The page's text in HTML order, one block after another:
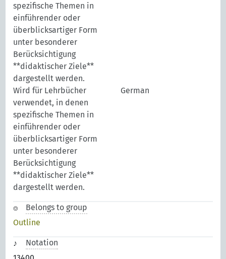
spezifische Themen in
einführender oder
überblicksartiger Form
unter besonderer
Berücksichtigung
**didaktischer Ziele**
dargestellt werden.
Wird für Lehrbücher
verwendet, in denen
spezifische Themen in
einführender oder
überblicksartiger Form
unter besonderer
Berücksichtigung
**didaktischer Ziele**
dargestellt werden.
German
Belongs to group
Outline
Notation